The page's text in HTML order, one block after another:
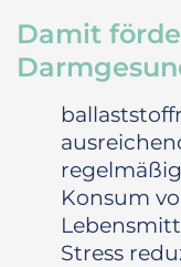
Damit
Konsum
Stress